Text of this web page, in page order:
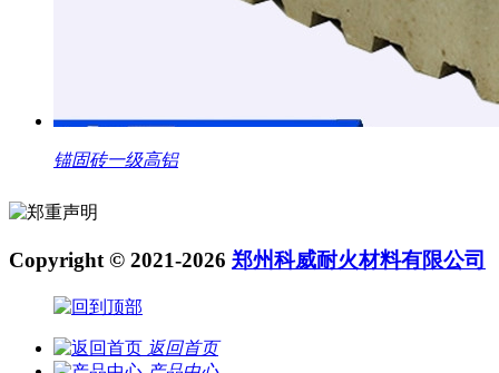
锚固砖一级高铝
Copyright © 2021-2026 郑州科威耐火材料有限公司
返回首页